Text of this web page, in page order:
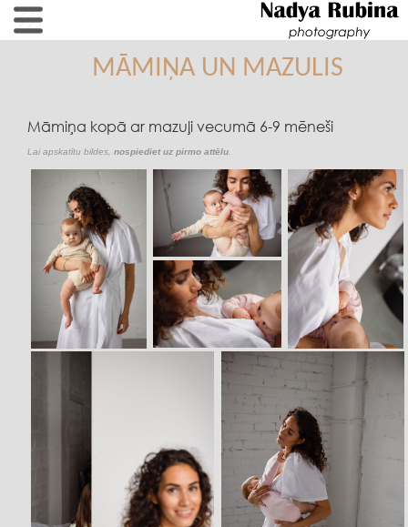
MĀMIŅA UN MAZULIS
Māmiņa kopā ar mazuļi vecumā 6-9 mēneši
Lai apskatītu bildes, nospiediet uz pirmo attēlu